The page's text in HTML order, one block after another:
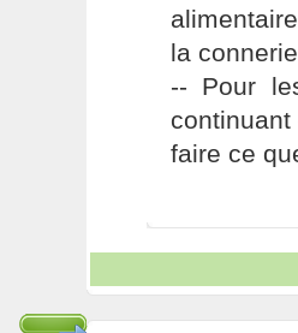
la
-- Pour
faire ce